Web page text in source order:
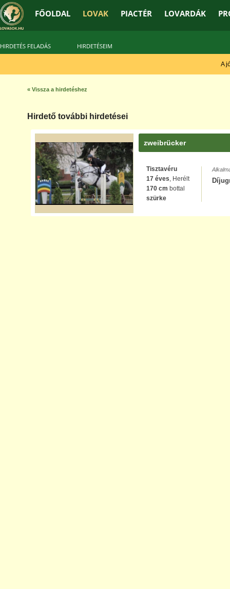
FŐOLDAL LOVAK PIACTÉR LOVARDÁK
HIRDETÉS FELADÁS HIRDETÉSEIM
A
« Vissza a hirdetéshez
Hirdető további hirdetései
zweibrücker
Tisztavéru
17 éves, Herélt
170 cm bottal
szürke